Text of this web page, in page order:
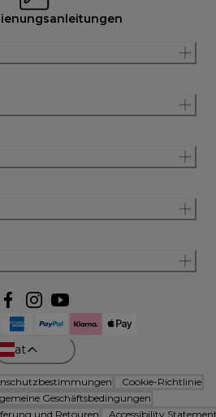
at
Cookie-Richtlinie
Geschäftsbedingungen
und Retouren
Accessibility